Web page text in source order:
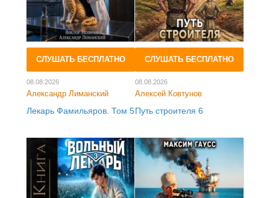
СЛУШАТЬ БЕСПЛАТНО
08.08.2026
Александр Лиманский
Лекарь Фамильяров. Том 5
СЛУШАТЬ БЕСПЛАТНО
08.08.2026
Алексей Ковтунов
Путь строителя 6